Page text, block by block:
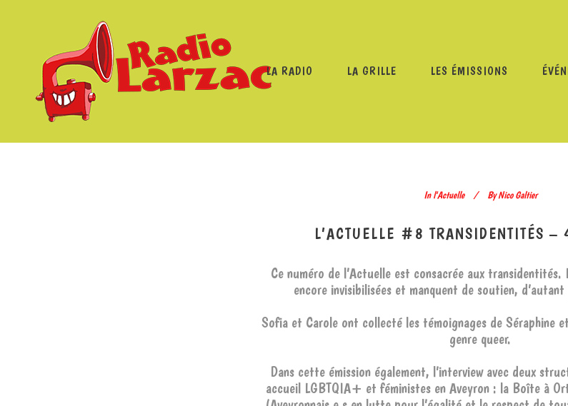
LA RADIO LA GRILLE LES ÉMISSIONS
In l'Actuelle By Nico Galtier
L’ACTUELLE #8 TRANSIDENTITÉS
Ce numéro de l’Actuelle est consacrée aux transidentités.
encore invisibilisées et manquent de soutien,
Sofia et Carole ont collecté les témoignages de Séraphine
genre queer.
Dans cette émission également, l’interview avec deux
accueil LGBTQIA+ et féministes en Aveyron : la Boîte à